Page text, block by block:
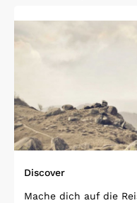
Discover
Mache dich auf die